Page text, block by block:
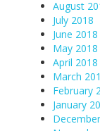
August
July 2018
June 2018
May 2018
April 2018
March
February
January